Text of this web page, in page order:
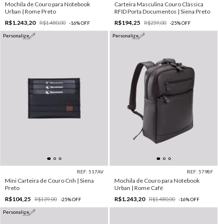
Mochila de Couro para Notebook
Urban | Rome Preto
R$1.243,20
R$1.480,00 -16%OFF
Carteira Masculina Couro Clássica
RFID Porta Documentos | Siena Preto
R$194,25
R$259,00 -25%OFF
Personalize
REF: 517AV
Mini Carteira de Couro Cnh | Siena
Preto
R$104,25
R$139,00 -25%OFF
Personalize
REF: 5798F
Mochila de Couro para Notebook
Urban | Rome Café
R$1.243,20
R$1.480,00 -16%OFF
Personalize